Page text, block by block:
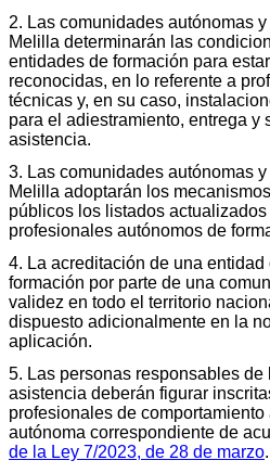
2. Las comunidades autónomas
Melilla determinarán las
entidades de formación para
reconocidas, en lo referente a
técnicas y, en su caso,
para el adiestramiento, entrega y
asistencia.
3. Las comunidades autónomas
Melilla adoptarán los
públicos los listados
profesionales autónomos de
4. La acreditación de una
formación por parte de una
validez en todo el territorio
dispuesto adicionalmente en la
aplicación.
5. Las personas responsables
asistencia deberán figurar
profesionales de
autónoma correspondiente de
de la Ley 7/2023, de 28 de marzo.